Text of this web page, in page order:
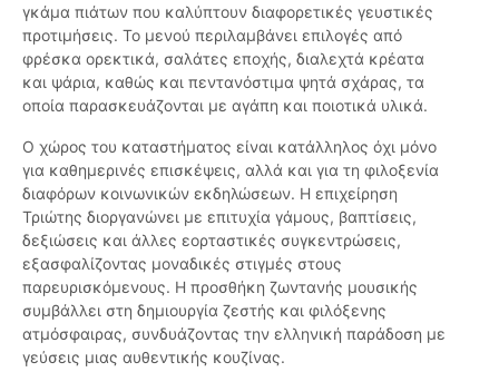
γκάμα πιάτων που καλύπτουν διαφορετικές γευστικές
προτιμήσεις. Το μενού περιλαμβάνει επιλογές από
φρέσκα ορεκτικά, σαλάτες εποχής, διαλεχτά κρέατα
και ψάρια, καθώς και πεντανόστιμα ψητά σχάρας, τα
οποία παρασκευάζονται με αγάπη και ποιοτικά υλικά.
Ο χώρος του καταστήματος είναι κατάλληλος όχι μόνο
για καθημερινές επισκέψεις, αλλά και για τη φιλοξενία
διαφόρων κοινωνικών εκδηλώσεων. Η επιχείρηση
Τριώτης διοργανώνει με επιτυχία γάμους, βαπτίσεις,
δεξιώσεις και άλλες εορταστικές συγκεντρώσεις,
εξασφαλίζοντας μοναδικές στιγμές στους
παρευρισκόμενους. Η προσθήκη ζωντανής μουσικής
συμβάλλει στη δημιουργία ζεστής και φιλόξενης
ατμόσφαιρας, συνδυάζοντας την ελληνική παράδοση με
γεύσεις μιας αυθεντικής κουζίνας.